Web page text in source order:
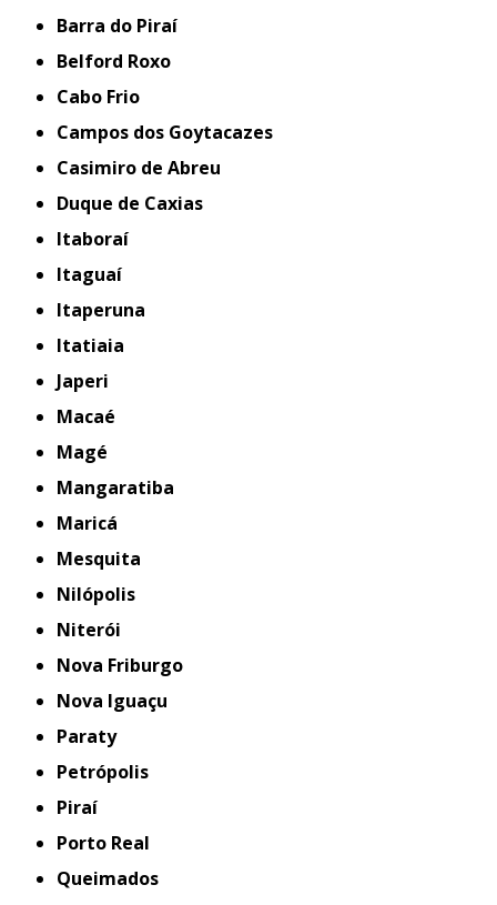
Barra do Piraí
Belford Roxo
Cabo Frio
Campos dos Goytacazes
Casimiro de Abreu
Duque de Caxias
Itaboraí
Itaguaí
Itaperuna
Itatiaia
Japeri
Macaé
Magé
Mangaratiba
Maricá
Mesquita
Nilópolis
Niterói
Nova Friburgo
Nova Iguaçu
Paraty
Petrópolis
Piraí
Porto Real
Queimados